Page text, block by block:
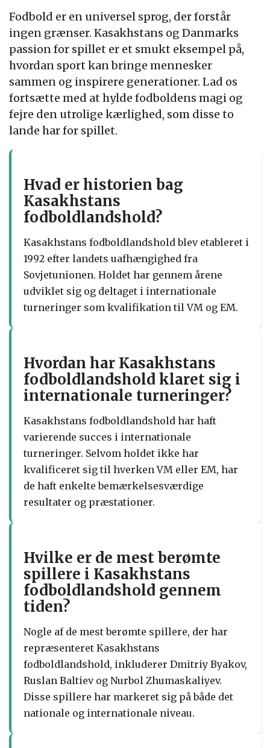
Fodbold er en universel sprog, der forstår
ingen grænser. Kasakhstans og Danmarks
passion for spillet er et smukt eksempel på,
hvordan sport kan bringe mennesker
sammen og inspirere generationer. Lad os
fortsætte med at hylde fodboldens magi og
fejre den utrolige kærlighed, som disse to
lande har for spillet.
Hvad er historien bag
Kasakhstans
fodboldlandshold?
Kasakhstans fodboldlandshold blev etableret i
1992 efter landets uafhængighed fra
Sovjetunionen. Holdet har gennem årene
udviklet sig og deltaget i internationale
turneringer som kvalifikation til VM og EM.
Hvordan har Kasakhstans
fodboldlandshold klaret sig i
internationale turneringer?
Kasakhstans fodboldlandshold har haft
varierende succes i internationale
turneringer. Selvom holdet ikke har
kvalificeret sig til hverken VM eller EM, har
de haft enkelte bemærkelsesværdige
resultater og præstationer.
Hvilke er de mest berømte
spillere i Kasakhstans
fodboldlandshold gennem
tiden?
Nogle af de mest berømte spillere, der har
repræsenteret Kasakhstans
fodboldlandshold, inkluderer Dmitriy Byakov,
Ruslan Baltiev og Nurbol Zhumaskaliyev.
Disse spillere har markeret sig på både det
nationale og internationale niveau.